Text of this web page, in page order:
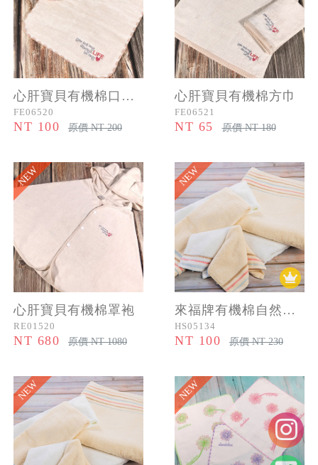
心肝寶貝有機棉口水巾
FE06520
NT 100 原價 NT 200
心肝寶貝有機棉方巾
FE06521
NT 65 原價 NT 180
NEW
心肝寶貝有機棉罩袍
RE01520
NT 680 原價 NT 1080
NEW
來福牌有機棉自然唯美毛巾
HS05134
NT 100 原價 NT 230
NEW NEW